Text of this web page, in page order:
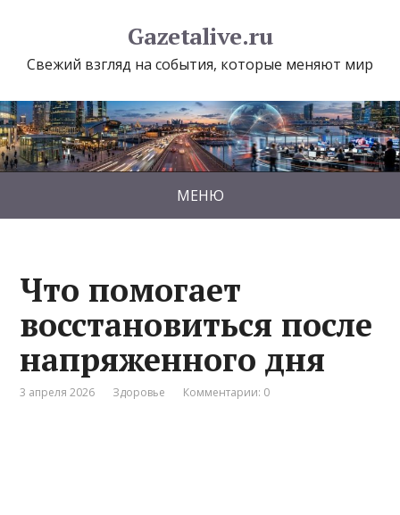
Gazetalive.ru
Свежий взгляд на события, которые меняют мир
МЕНЮ
Что помогает
восстановиться после
напряженного дня
3 апреля 2026 Здоровье Комментарии: 0